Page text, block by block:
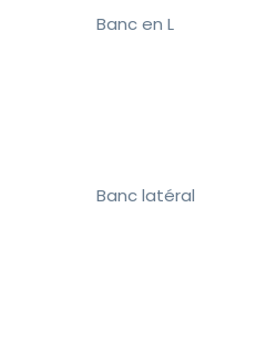
Banc en L
Banc latéral